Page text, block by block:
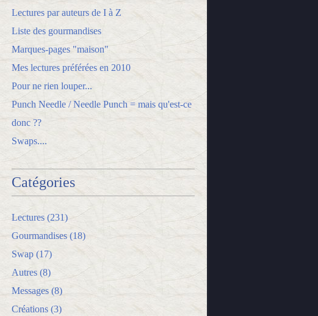
Lectures par auteurs de I à Z
Liste des gourmandises
Marques-pages "maison"
Mes lectures préférées en 2010
Pour ne rien louper...
Punch Needle / Needle Punch = mais qu'est-ce
donc ??
Swaps....
Catégories
Lectures (231)
Gourmandises (18)
Swap (17)
Autres (8)
Messages (8)
Créations (3)